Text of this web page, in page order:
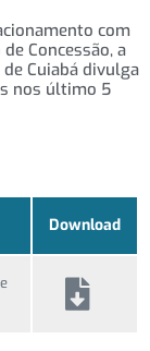
com
Concessão, a
Cuiabá divulga
nos último 5
Download